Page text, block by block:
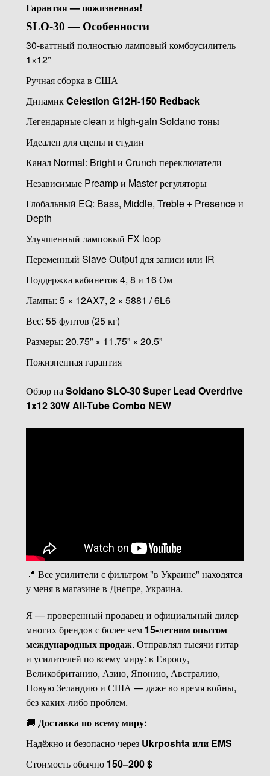
Гарантия — пожизненная!
SLO-30 — Особенности
30-ваттный полностью ламповый комбоусилитель
1×12”
Ручная сборка в США
ДинамикCelestion G12H-150 Redback
Легендарные clean и high-gain Soldano тоны
Идеален для сцены и студии
Канал Normal: Bright и Crunch переключатели
Независимые Preamp и Master регуляторы
Глобальный EQ: Bass, Middle, Treble + Presence и
Depth
Улучшенный ламповый FX loop
Переменный Slave Output для записи или IR
Поддержка кабинетов 4, 8 и 16 Ом
Лампы: 5 × 12AX7, 2 × 5881 / 6L6
Вес: 55 фунтов (25 кг)
Размеры: 20.75” × 11.75” × 20.5”
Пожизненная гарантия
Обзор наSoldano SLO-30 Super Lead Overdrive
1x12 30W All-Tube Combo NEW
📍 Все усилители с фильтром "в Украине" находятся
у меня в магазине в Днепре, Украина.
Я — проверенный продавец и официальный дилер
многих брендов с более чем 15-летним опытом
международных продаж. Отправлял тысячи гитар
и усилителей по всему миру: в Европу,
Великобританию, Азию, Японию, Австралию,
Новую Зеландию и США — даже во время войны,
без каких-либо проблем.
🚚 Доставка по всему миру:
Надёжно и безопасно через Ukrposhta или EMS
Стоимость обычно 150–200 $